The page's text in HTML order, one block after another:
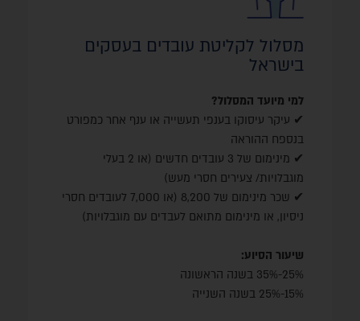
מסלול לקליטת עובדים בעסקים
בישראל
למי מיועד המסלול?
✔ עיקר עיסוקו בענפי תעשייה או ענף אחר כמפורט
בנספח ההוראה
✔ מינימום של 3 עובדים חדשים (או 2 בעלי
מוגבלויות/ צעירים חסרי מעש)
✔ שכר מינימום של 8,200 (או 7,000 לעובדים חסרי
ניסיון, או מינימום מתואם לעבדים עם מוגבלויות)
שיעור הסיוע:
25%-35% בשנה הראשונה
15%-25% בשנה השנייה
עובדים) המתגוררים באזורי עדיפות לאומית וירושלים,
בשוק התעסוקה נמוך.
מינימום תוספת של 3 עובדים (במקרים מסוימים 2
עובדים) מאוכלוסיות ששיעור השתתפותן בשוק
התעסוקה נמוך, ניתן לכלול 10% עובדים אחרים
המתגוררים באזורי עדיפות לאומית וירושלים.